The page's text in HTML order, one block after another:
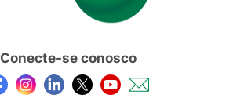
Conecte-se conosco